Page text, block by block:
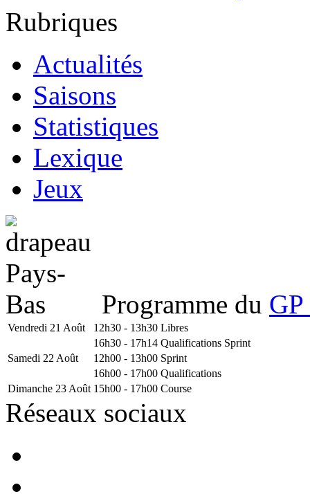
Rubriques
Actualités
Saisons
Statistiques
Lexique
Jeux
Programme du
Vendredi 21 Août 12h30 - 13h30 Libres
16h30 - 17h14 Qualifications Sprint
Samedi 22 Août
12h00 - 13h00 Sprint
16h00 - 17h00 Qualifications
Dimanche 23 Août 15h00 - 17h00 Course
Réseaux sociaux